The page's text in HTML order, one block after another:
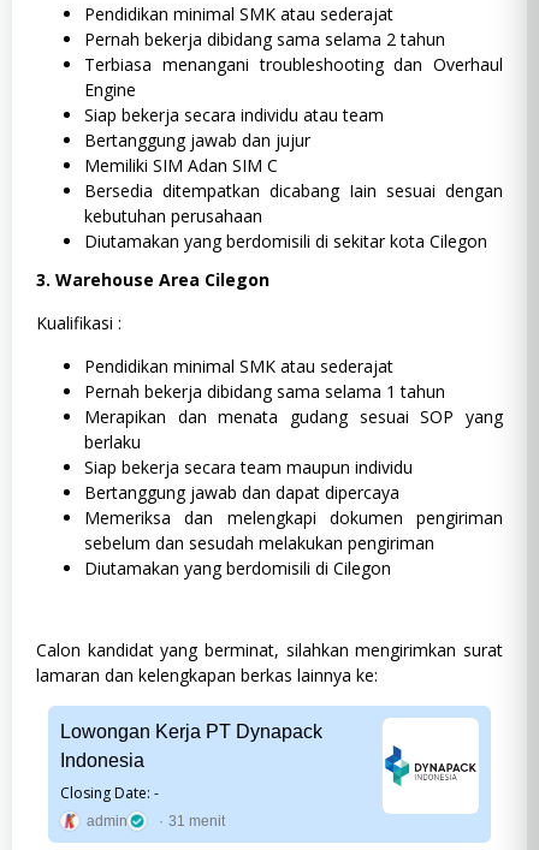
Pendidikan minimal SMK atau sederajat
Pernah bekerja dibidang sama selama 2 tahun
Terbiasa menangani troubleshooting dan Overhaul
Engine
Siap bekerja secara individu atau team
Bertanggung jawab dan jujur
Memiliki SIM Adan SIM C
Bersedia ditempatkan dicabang Iain sesuai dengan
kebutuhan perusahaan
Diutamakan yang berdomisili di sekitar kota Cilegon
3. Warehouse Area Cilegon
Kualifikasi :
Pendidikan minimal SMK atau sederajat
Pernah bekerja dibidang sama selama 1 tahun
Merapikan dan menata gudang sesuai SOP yang
berlaku
Siap bekerja secara team maupun individu
Bertanggung jawab dan dapat dipercaya
Memeriksa dan melengkapi dokumen pengiriman
sebelum dan sesudah melakukan pengiriman
Diutamakan yang berdomisili di Cilegon
Calon kandidat yang berminat, silahkan mengirimkan surat
lamaran dan kelengkapan berkas lainnya ke:
Lowongan Kerja PT Dynapack
Indonesia
Closing Date: -
admin 31 menit